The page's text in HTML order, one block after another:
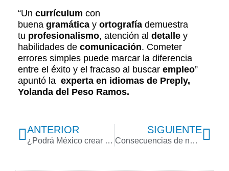
“Un currículum con
buena gramática y ortografía demuestra
tu profesionalismo, atención al detalle y
habilidades de comunicación. Cometer
errores simples puede marcar la diferencia
entre el éxito y el fracaso al buscar empleo”
apuntó la experta en idiomas de Preply,
Yolanda del Peso Ramos.
Previo
ANTERIOR
¿Podrá México crear empleos de calidad?
SIGUIENTE
Consecuencias de no cumplir con la desconexión digital en el trabajo